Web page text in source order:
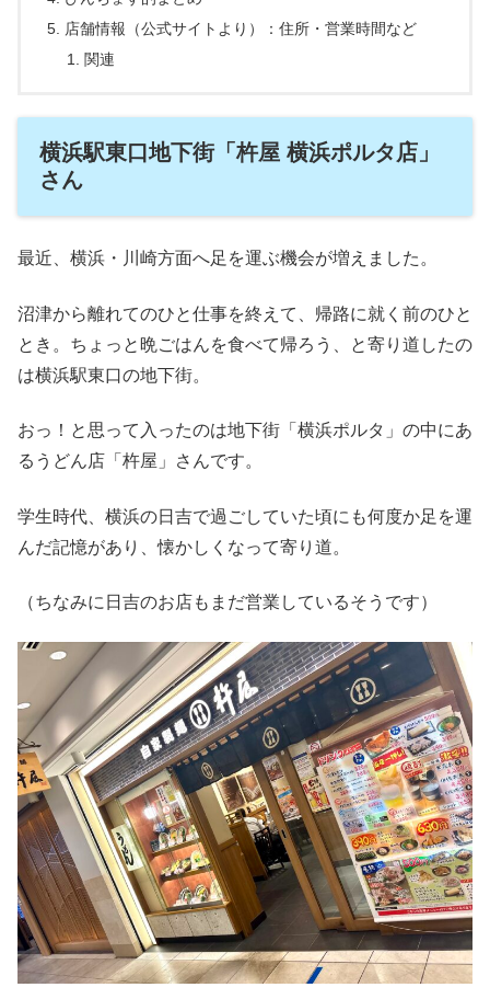
店舗情報（公式サイトより）：住所・営業時間など
関連
横浜駅東口地下街「杵屋 横浜ポルタ店」
さん
最近、横浜・川崎方面へ足を運ぶ機会が増えました。
沼津から離れてのひと仕事を終えて、帰路に就く前のひと
とき。ちょっと晩ごはんを食べて帰ろう、と寄り道したの
は横浜駅東口の地下街。
おっ！と思って入ったのは地下街「横浜ポルタ」の中にあ
るうどん店「杵屋」さんです。
学生時代、横浜の日吉で過ごしていた頃にも何度か足を運
んだ記憶があり、懐かしくなって寄り道。
（ちなみに日吉のお店もまだ営業しているそうです）